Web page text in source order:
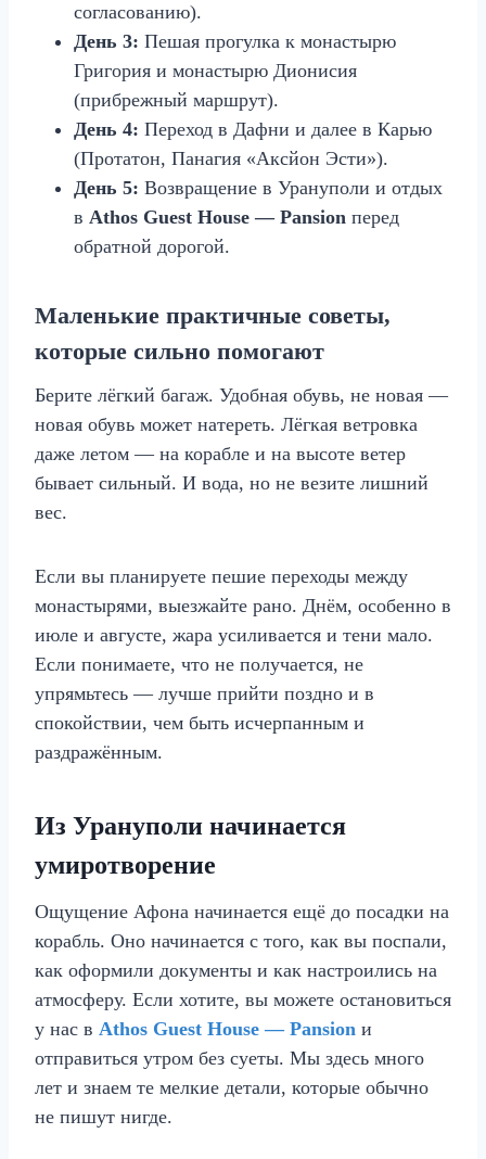
согласованию).
День 3: Пешая прогулка к монастырю
Григория и монастырю Дионисия
(прибрежный маршрут).
День 4: Переход в Дафни и далее в Карью
(Протатон, Панагия «Аксйон Эсти»).
День 5: Возвращение в Урануполи и отдых
в Athos Guest House — Pansion перед
обратной дорогой.
Маленькие практичные советы,
которые сильно помогают
Берите лёгкий багаж. Удобная обувь, не новая —
новая обувь может натереть. Лёгкая ветровка
даже летом — на корабле и на высоте ветер
бывает сильный. И вода, но не везите лишний
вес.
Если вы планируете пешие переходы между
монастырями, выезжайте рано. Днём, особенно в
июле и августе, жара усиливается и тени мало.
Если понимаете, что не получается, не
упрямьтесь — лучше прийти поздно и в
спокойствии, чем быть исчерпанным и
раздражённым.
Из Урануполи начинается
умиротворение
Ощущение Афона начинается ещё до посадки на
корабль. Оно начинается с того, как вы поспали,
как оформили документы и как настроились на
атмосферу. Если хотите, вы можете остановиться
у нас в Athos Guest House — Pansion и
отправиться утром без суеты. Мы здесь много
лет и знаем те мелкие детали, которые обычно
не пишут нигде.